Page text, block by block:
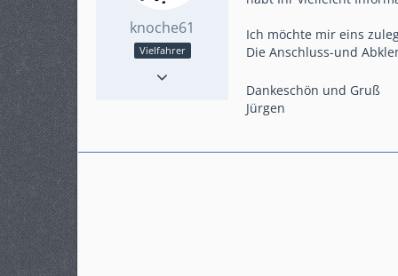
knoche61
Vielfahrer
Ich möchte mir eins
Die Anschluss-und
Dankeschön und Gruß
Jürgen